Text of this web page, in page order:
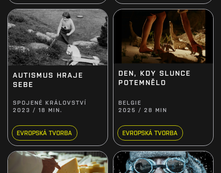
AUTISMUS HRAJE
SEBE
SPOJENÉ KRÁLOVSTVÍ
2023 / 18 MIN.
EVROPSKÁ TVORBA
DEN, KDY SLUNCE
POTEMNĚLO
BELGIE
2025 / 28 MIN
EVROPSKÁ TVORBA